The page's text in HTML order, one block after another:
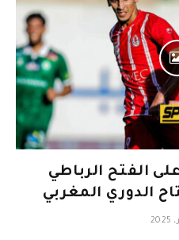
الفتح الرباطي
الدوري المغربي